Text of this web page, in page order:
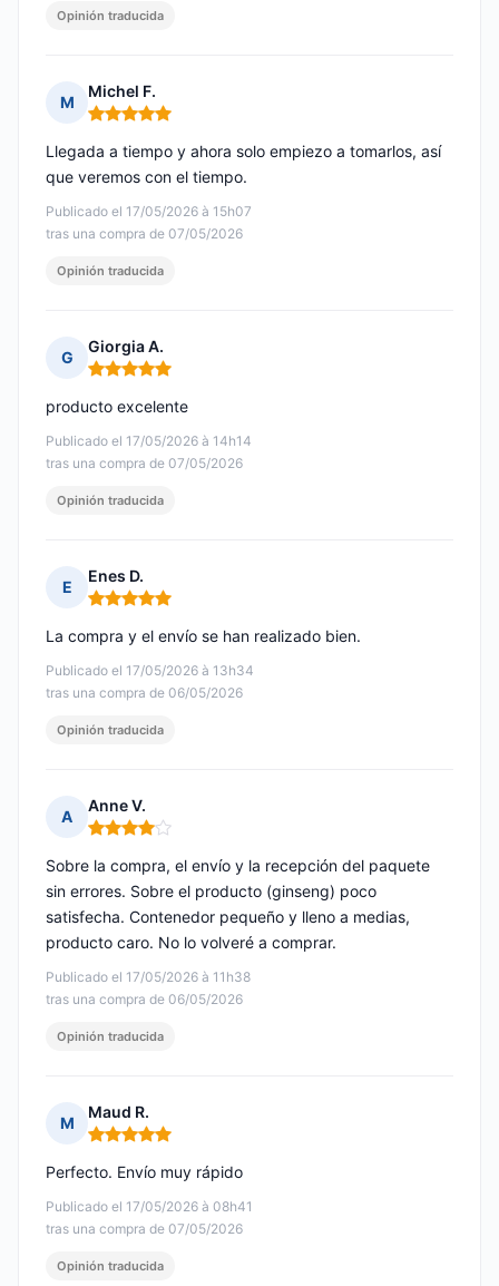
Opinión traducida
M
Michel F.
Nota: 5 de 5
Publicado el 17/05/2026 à 15h07
tras una compra de 07/05/2026
Llegada a tiempo y ahora solo empiezo a tomarlos, así
que veremos con el tiempo.
Opinión traducida
G
Giorgia A.
Nota: 5 de 5
Publicado el 17/05/2026 à 14h14
tras una compra de 07/05/2026
producto excelente
Opinión traducida
E
Enes D.
Nota: 5 de 5
Publicado el 17/05/2026 à 13h34
tras una compra de 06/05/2026
La compra y el envío se han realizado bien.
Opinión traducida
A
Anne V.
Nota: 4 de 5
Publicado el 17/05/2026 à 11h38
tras una compra de 06/05/2026
Sobre la compra, el envío y la recepción del paquete
sin errores. Sobre el producto (ginseng) poco
satisfecha. Contenedor pequeño y lleno a medias,
producto caro. No lo volveré a comprar.
Opinión traducida
M
Maud R.
Nota: 5 de 5
Publicado el 17/05/2026 à 08h41
tras una compra de 07/05/2026
Perfecto. Envío muy rápido
Opinión traducida